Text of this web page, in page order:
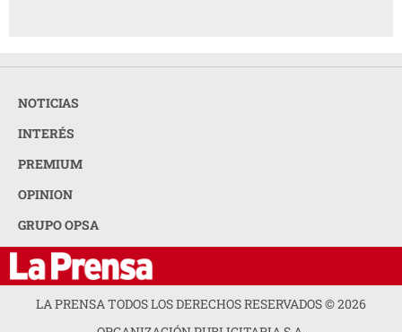
NOTICIAS
INTERÉS
PREMIUM
OPINION
GRUPO OPSA
LA PRENSA TODOS LOS DERECHOS RESERVADOS ©2026